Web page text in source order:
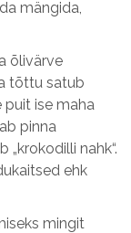
mängida,
õlivärve
tõttu satub
puit ise maha
pinna
nahk“.
ehk
mingit